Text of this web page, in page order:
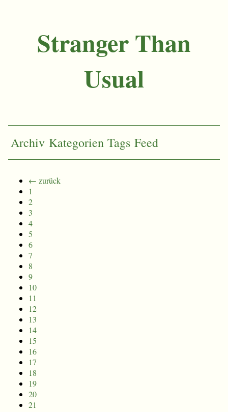
Stranger Than
Usual
Archiv Kategorien Tags Feed
← zurück
1
2
3
4
5
6
7
8
9
10
11
12
13
14
15
16
17
18
19
20
21